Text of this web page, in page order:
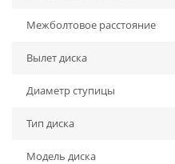
Межболтовое расстояние
Вылет диска
Диаметр ступицы
Тип диска
Модель диска